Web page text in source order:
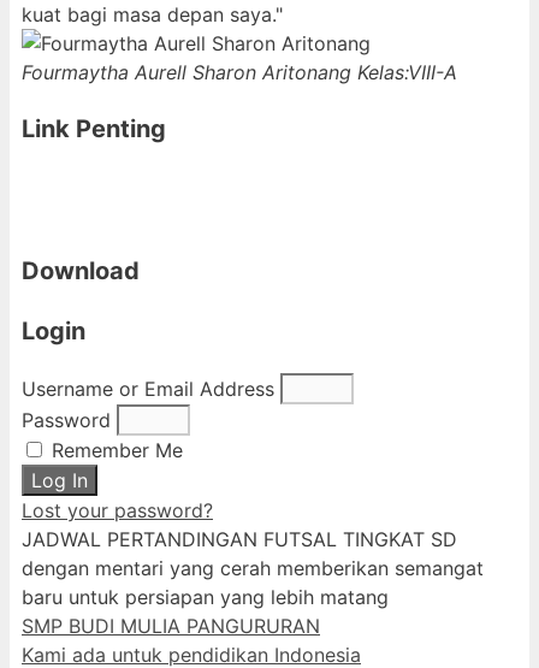
kuat bagi masa depan saya."
Fourmaytha Aurell Sharon Aritonang Kelas:VIII-A
Link Penting
Download
Login
Username or Email Address
Password
Remember Me
Log In
Lost your password?
JADWAL PERTANDINGAN FUTSAL TINGKAT SD
dengan mentari yang cerah memberikan semangat
baru untuk persiapan yang lebih matang
SMP BUDI MULIA PANGURURAN
Kami ada untuk pendidikan Indonesia